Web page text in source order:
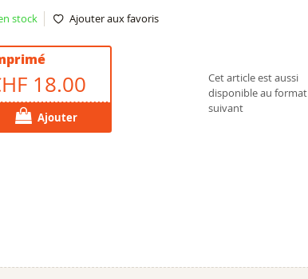
stock Ajouter aux favoris
18.00
Ajouter
Cet article est aussi
disponible au format
suivant